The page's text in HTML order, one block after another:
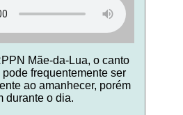
Mãe-da-Lua, o canto
frequentemente ser
ao amanhecer, porém
durante o dia.